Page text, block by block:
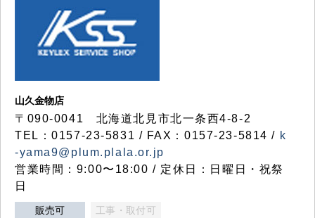
山久金物店
〒090-0041 北海道北見市北一条西4-8-2
TEL：0157-23-5831 / FAX：0157-23-5814 / k
-yama9@plum.plala.or.jp
営業時間：9:00〜18:00 / 定休日：日曜日・祝祭
日
販売可 工事・取付可